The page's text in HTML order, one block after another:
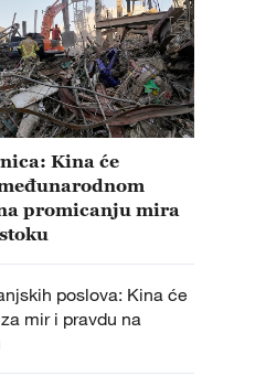
Kina će
promicanju mira
poslova: Kina će
mir i pravdu na